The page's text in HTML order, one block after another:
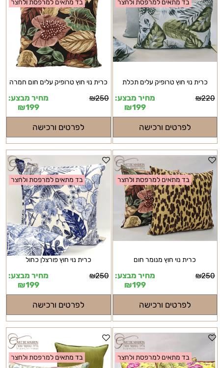
בד מתאים למרפסת ולחצר
כרית נוי חוץ טרופיק עלים תכלת
₪220
מחיר מבצע:
₪199
לפרטים ורכישה
בד מתאים למרפסת ולחצר
כרית נוי חוץ טרופיק עלים חום חמרה
₪250
מחיר מבצע:
₪199
לפרטים ורכישה
בד מתאים למרפסת ולחצר
כרית נוי חוץ מנומר חום
₪250
מחיר מבצע:
₪199
לפרטים ורכישה
בד מתאים למרפסת ולחצר
כרית נוי חוץ פורצלן כחול
₪250
מחיר מבצע:
₪199
לפרטים ורכישה
בד מתאים למרפסת ולחצר בד מתאים למרפסת ולחצר